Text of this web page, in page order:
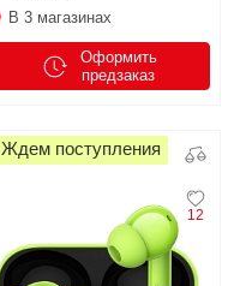
В 3 магазинах
Оформить
предзаказ
12
Ждем поступления